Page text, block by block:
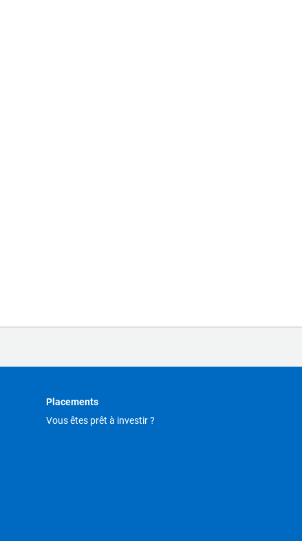
Placements
Vous êtes prêt à investir ?